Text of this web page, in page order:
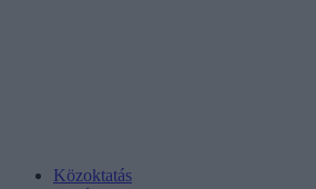
Közoktatás